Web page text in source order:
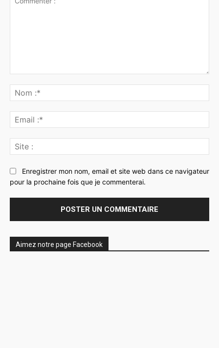
:*
:*
:
Enregistrer mon nom, email et site web dans ce navigateur
pour la prochaine fois que je commenterai.
Aimez notre page Facebook